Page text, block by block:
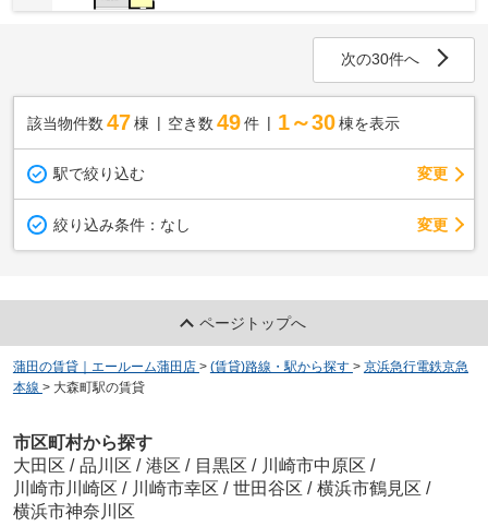
次の30件へ
該当物件数 47棟 空き数 49 件 1～30 棟を表示
駅で絞り込む 変更
絞り込み条件： なし 変更
ページトップへ
蒲田の賃貸｜エールーム蒲田店 > (賃貸)路線・駅から探す > 京浜急行電鉄京急
本線 > 大森町駅の賃貸
市区町村から探す
大田区 / 品川区 / 港区 / 目黒区 / 川崎市中原区 /
川崎市川崎区 / 川崎市幸区 / 世田谷区 / 横浜市鶴見区 /
横浜市神奈川区